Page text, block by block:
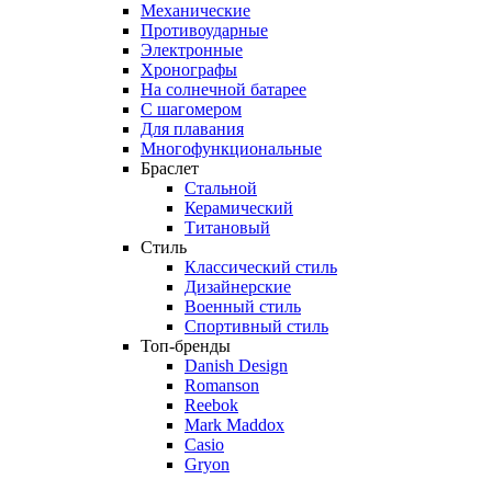
Механические
Противоударные
Электронные
Хронографы
На солнечной батарее
С шагомером
Для плавания
Многофункциональные
Браслет
Стальной
Керамический
Титановый
Стиль
Классический стиль
Дизайнерские
Военный стиль
Спортивный стиль
Топ-бренды
Danish Design
Romanson
Reebok
Mark Maddox
Casio
Gryon